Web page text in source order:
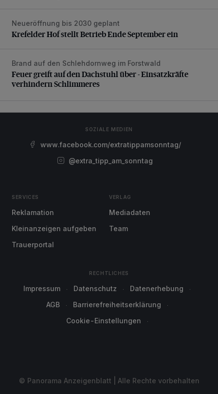
Krefelder Hof stellt Betrieb Ende September ein
Neueröffnung bis 2030 geplant
Krefelder Hof stellt Betrieb Ende September ein
Feuer greift auf den Dachstuhl über - Einsatzkräfte
Brand auf den Schlehdornweg im Forstwald
Feuer greift auf den Dachstuhl über - Einsatzkräfte
verhindern Schlimmeres
SOZIALE MEDIEN
www.facebook.com/extratippamsonntag/
@extra_tipp_am_sonntag
SERVICES
Reklamation
Kleinanzeigen aufgeben
Trauerportal
VERLAG
Mediadaten
Team
RECHTLICHES
Impressum Datenschutz
Datenerhebung
AGB
Barrierefreiheitserklärung
Cookie-Einstellungen
© Panorama Anzeigenblatt | Alle Rechte vorbehalten